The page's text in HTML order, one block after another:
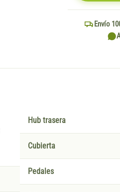
Envío
Hub trasera
Cubierta
Pedales